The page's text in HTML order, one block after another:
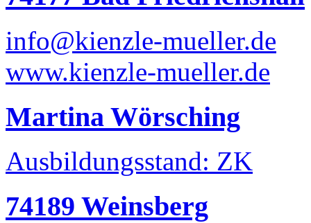
info@kienzle-mueller.de
www.kienzle-mueller.de
Martina Wörsching
Ausbildungsstand: ZK
74189 Weinsberg